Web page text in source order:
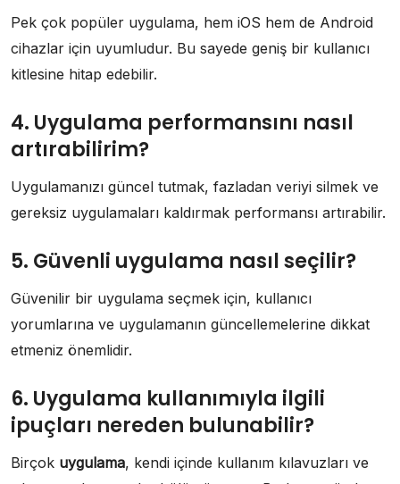
Pek çok popüler uygulama, hem iOS hem de Android
cihazlar için uyumludur. Bu sayede geniş bir kullanıcı
kitlesine hitap edebilir.
4. Uygulama performansını nasıl
artırabilirim?
Uygulamanızı güncel tutmak, fazladan veriyi silmek ve
gereksiz uygulamaları kaldırmak performansı artırabilir.
5. Güvenli uygulama nasıl seçilir?
Güvenilir bir uygulama seçmek için, kullanıcı
yorumlarına ve uygulamanın güncellemelerine dikkat
etmeniz önemlidir.
6. Uygulama kullanımıyla ilgili
ipuçları nereden bulunabilir?
Birçok uygulama, kendi içinde kullanım kılavuzları ve